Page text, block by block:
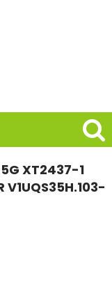
XT2437-1
V1UQS35H.103-